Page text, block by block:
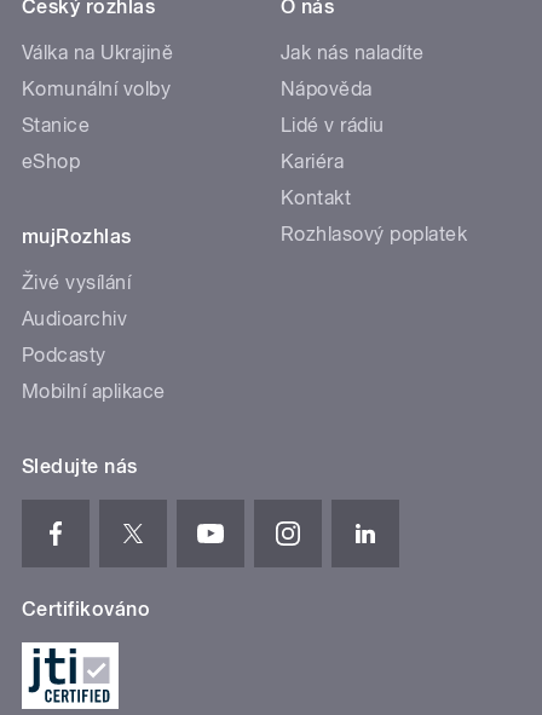
Český rozhlas
Válka na Ukrajině
Komunální volby
Stanice
eShop
mujRozhlas
Živé vysílání
Audioarchiv
Podcasty
Mobilní aplikace
O nás
Jak nás naladíte
Nápověda
Lidé v rádiu
Kariéra
Kontakt
Rozhlasový poplatek
Sledujte nás
Certifikováno